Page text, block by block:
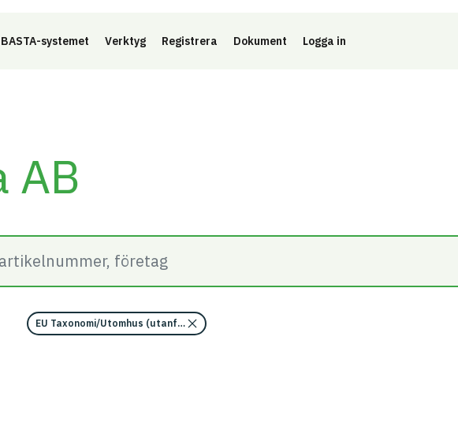
BASTA-systemet Verktyg Registrera Dokument Logga in
AB
EU Taxonomi/Utomhus (utanför ångspärr)/Uppfyller kraven i Tillägg C